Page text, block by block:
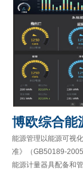
博欧综合能
能源管理以能源可视
准》（GB50189-
能源计量器具配备和